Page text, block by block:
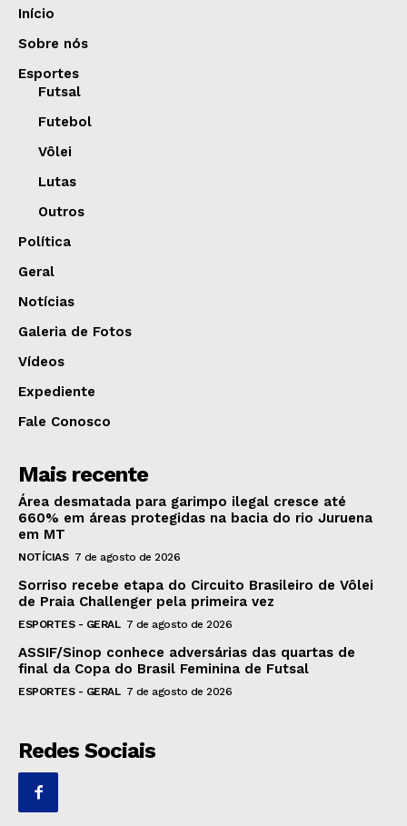
Início
Sobre nós
Esportes
Futsal
Futebol
Vôlei
Lutas
Outros
Política
Geral
Notícias
Galeria de Fotos
Vídeos
Expediente
Fale Conosco
Mais recente
Área desmatada para garimpo ilegal cresce até
660% em áreas protegidas na bacia do rio Juruena
em MT
NOTÍCIAS 7 de agosto de 2026
Sorriso recebe etapa do Circuito Brasileiro de Vôlei
de Praia Challenger pela primeira vez
ESPORTES - GERAL 7 de agosto de 2026
ASSIF/Sinop conhece adversárias das quartas de
final da Copa do Brasil Feminina de Futsal
ESPORTES - GERAL 7 de agosto de 2026
Redes Sociais